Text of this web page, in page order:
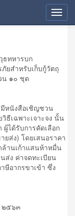
ธทหารบก
ยสำหรับเก็บกู้วัตถุ
น ๑๐ ชุด
หนังสือเชิญชวน
ธีเฉพาะเจาะจง นั้น
ได้รับการคัดเลือก
ยส่ง) โดยเสนอราคา
านเก้าแสนห้าหมื่น
ส่ง ค่าจดทะเบียน
ษีอากรขาเข้า ซึ่ง
๒๕๖๓